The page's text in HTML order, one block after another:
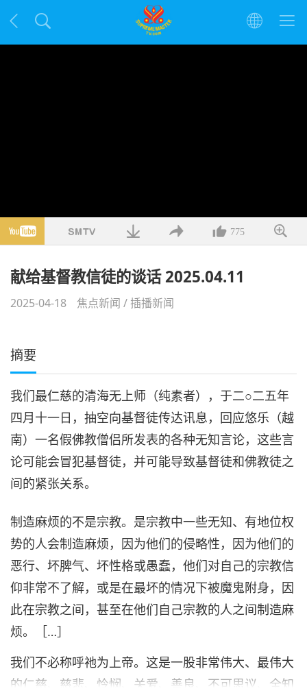
775
献给基督教信徒的谈话 2025.04.11
2025-04-18 焦点新闻 /插播新闻
摘要
我们最仁慈的清海无上师（纯素者），于二○二五年
四月十一日，抽空向基督徒传达讯息，回应悠乐（越
南）一名假佛教僧侣所发表的各种无知言论，这些言
论可能会冒犯基督徒，并可能导致基督徒和佛教徒之
间的紧张关系。
制造麻烦的不是宗教。是宗教中一些无知、有地位权
势的人会制造麻烦，因为他们的侵略性，因为他们的
恶行、坏脾气、坏性格或愚蠢，他们对自己的宗教信
仰非常不了解，或是在最坏的情况下被魔鬼附身，因
此在宗教之间，甚至在他们自己宗教的人之间制造麻
烦。［…］
我们不必称呼祂为上帝。这是一股非常伟大、最伟大
的仁慈、慈悲、怜悯、关爱、善良、不可思议、全知